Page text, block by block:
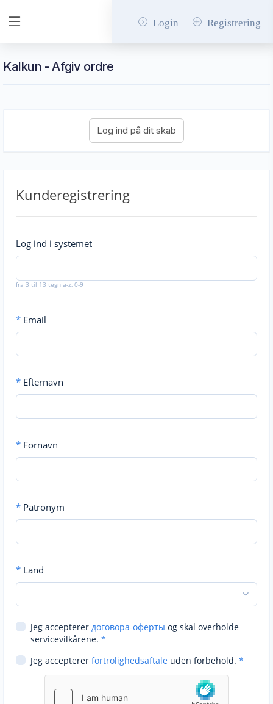
Login Registrering
Kalkun - Afgiv ordre
Kunderegistrering
Log ind i systemet
fra 3 til 13 tegn a-z, 0-9
* Email
* Efternavn
* Fornavn
* Patronym
* Land
Jeg accepterer договора-оферты og skal overholde
servicevilkårene. *
Jeg accepterer fortrolighedsaftale uden forbehold. *